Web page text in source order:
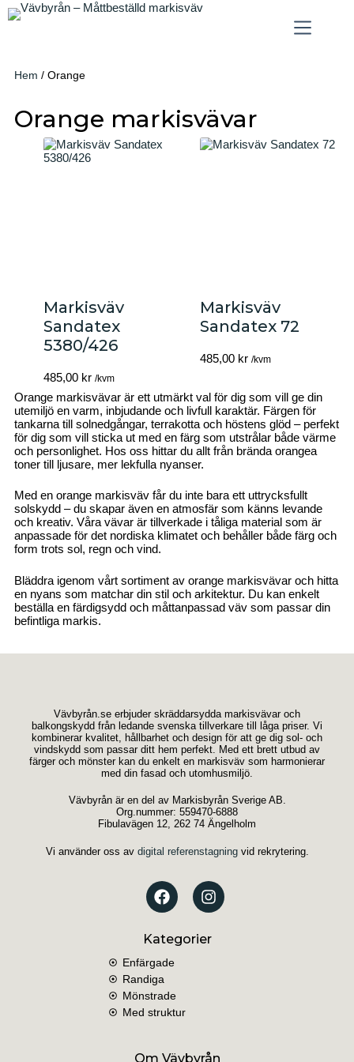
Hem / Orange
Orange markisvävar
Orange markisvävar är ett utmärkt val för dig som vill ge din
utemiljö en varm, inbjudande och livfull karaktär. Färgen för
tankarna till solnedgångar, terrakotta och höstens glöd – perfekt
för dig som vill sticka ut med en färg som utstrålar både värme
och personlighet. Hos oss hittar du allt från brända orangea
toner till ljusare, mer lekfulla nyanser.
Med en orange markisväv får du inte bara ett uttrycksfullt
solskydd – du skapar även en atmosfär som känns levande
och kreativ. Våra vävar är tillverkade i tåliga material som är
anpassade för det nordiska klimatet och behåller både färg och
form trots sol, regn och vind.
Bläddra igenom vårt sortiment av orange markisvävar och hitta
en nyans som matchar din stil och arkitektur. Du kan enkelt
beställa en färdigsydd och måttanpassad väv som passar din
befintliga markis.
Markisväv
Sandatex
5380/426
485,00 kr /kvm
Markisväv
Sandatex 72
485,00 kr /kvm
Vävbyrån.se erbjuder skräddarsydda markisvävar och
balkongskydd från ledande svenska tillverkare till låga priser. Vi
kombinerar kvalitet, hållbarhet och design för att ge dig sol- och
vindskydd som passar ditt hem perfekt. Med ett brett utbud av
färger och mönster kan du enkelt en markisväv som harmonierar
med din fasad och utomhusmiljö.
Vävbyrån är en del av Markisbyrån Sverige AB.
Org.nummer: 559470-6888
Fibulavägen 12, 262 74 Ängelholm
Vi använder oss av digital referenstagningvid rekrytering.
Kategorier
Enfärgade
Randiga
Mönstrade
Med struktur
Om Vävbyrån